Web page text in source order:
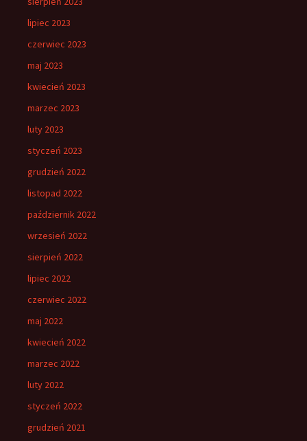
lipiec 2023
czerwiec 2023
maj 2023
kwiecień 2023
marzec 2023
luty 2023
styczeń 2023
grudzień 2022
listopad 2022
październik 2022
wrzesień 2022
sierpień 2022
lipiec 2022
czerwiec 2022
maj 2022
kwiecień 2022
marzec 2022
luty 2022
styczeń 2022
grudzień 2021